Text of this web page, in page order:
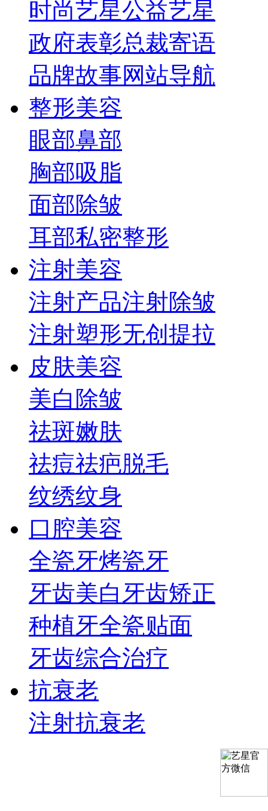
时尚艺星公益艺星
政府表彰总裁寄语
品牌故事网站导航
整形美容
眼部鼻部
胸部吸脂
面部除皱
耳部私密整形
注射美容
注射产品注射除皱
注射塑形无创提拉
皮肤美容
美白 除皱
祛斑嫩肤
祛痘祛疤脱毛
纹绣纹身
口腔美容
全瓷牙烤瓷牙
牙齿美白 牙齿矫正
种植牙全瓷贴面
牙齿综合治疗
抗衰老
注射抗衰老